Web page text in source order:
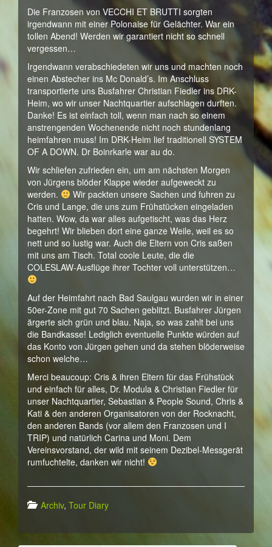
Die Franzosen von VECCHI ET BRUTTI sorgten
irgendwann mit einer Polonaise für Gelächter. War ein
tollen Abend! Werden wir garantiert nicht so schnell
vergessen…
Irgendwann verabschiedeten wir uns und machten noch
einen Abstecher ins Mc Donald’s. Im Anschluss
transportierte uns Busfahrer Christian Fiedler ins DRK-
Heim, wo wir unser Nachtquartier aufschlagen durften.
Danke! Es ist einfach toll, wenn man nach so einem
anstrengenden Wochenende nicht noch stundenlang
heimfahren muss! Im DRK-Heim lief traditionell SYSTEM
OF A DOWN. Dr Boinrkarle war au do.
Wir schliefen zufrieden ein, um am nächsten Morgen
von Jürgens blöder Klappe wieder aufgeweckt zu
werden.
Wir packten unsere Sachen und fuhren zu
Cris und Lange, die uns zum Frühstücken eingeladen
hatten. Wow, da war alles aufgetischt, was das Herz
begehrt! Wir blieben dort eine ganze Weile, weil es so
nett und so lustig war. Auch die Eltern von Cris saßen
mit uns am Tisch. Total coole Leute, die die
COLESLAW-Ausflüge ihrer Tochter voll unterstützen…
Auf der Heimfahrt nach Bad Saulgau wurden wir in einer
50er-Zone mit gut 70 Sachen geblitzt. Busfahrer Jürgen
ärgerte sich grün und blau. Naja, so was zahlt bei uns
die Bandkasse! Lediglich eventuelle Punkte würden auf
das Konto von Jürgen gehen und da stehen blöderweise
schon welche…
Merci beaucoup: Cris & ihren Eltern für das Frühstück
und einfach für alles, Dr. Modula & Christian Fiedler für
unser Nachtquartier, Sebastian & People Sound, Chris &
Kati & den anderen Organisatoren von der Rocknacht,
den anderen Bands (vor allem den Franzosen und I
TRIP) und natürlich Carina und Moni. Dem
Vereinsvorstand, der wild mit seinem Dezibel-Messgerät
rumfuchtelte, danken wir nicht!
Archiv, Tour Diary